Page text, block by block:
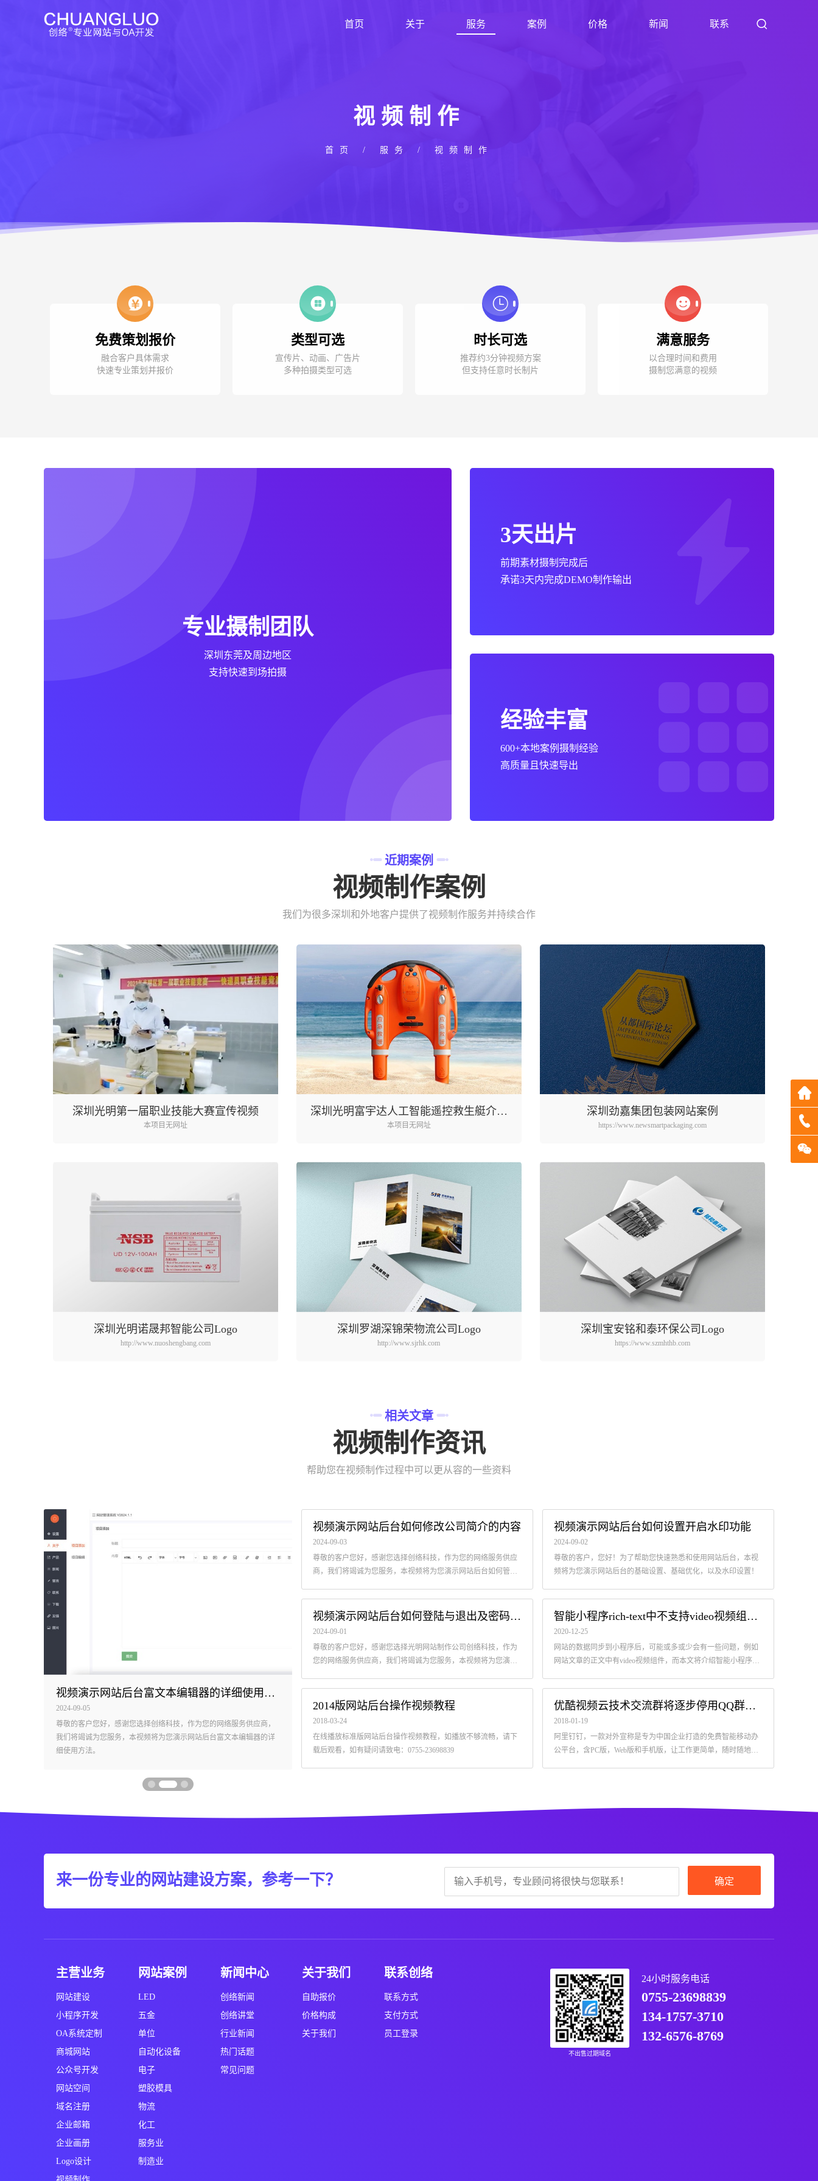
首页 关于 服务 案例 价格 新闻 联系
视频制作
首页 / 服务 / 视频制作
免费策划报价
融合客户具体需求
快速专业策划并报价
类型可选
宣传片、动画、广告片
多种拍摄类型可选
时长可选
推荐约3分钟视频方案
但支持任意时长制片
满意服务
以合理时间和费用
摄制您满意的视频
专业摄制团队
深圳东莞及周边地区
支持快速到场拍摄
3天出片
前期素材摄制完成后
承诺3天内完成DEMO制作输出
经验丰富
600+本地案例摄制经验
高质量且快速导出
近期案例
视频制作案例
我们为很多深圳和外地客户提供了视频制作服务并持续合作
深圳光明第一届职业技能大赛宣传视频
本项目无网址
深圳光明富宇达人工智能遥控救生艇介绍
视频
本项目无网址
深圳劲嘉集团包装网站案例
https://www.newsmartpackaging.com
深圳光明诺晟邦智能公司Logo
http://www.nuoshengbang.com
深圳罗湖深锦荣物流公司Logo
http://www.sjrhk.com
深圳宝安铭和泰环保公司Logo
https://www.szmhthb.com
相关文章
视频制作资讯
帮助您在视频制作过程中可以更从容的一些资料
视频演示网站后台如何发布及管理产品等多页型栏目
2024-09-04
尊敬的客户您好，感谢您选择创络科技，作为您的网络服务供应商，
我们将竭诚为您服务，本视频将为您演示网站后台如何管理多页型栏
目，例如：产品、案例、新闻等！
网站后台上传视频实现自动截取封面
2025-04-18
石岩网站制作公司创络，根据最近客户的建议，将现有的网站后台编
辑器升级，已实现视频上传后自动截取封面的功能。
视频演示网站后台富文本编辑器的详细使用方法
2024-09-05
尊敬的客户您好，感谢您选择创络科技，作为您的网络服务供应商，
我们将竭诚为您服务，本视频将为您演示网站后台富文本编辑器的详
细使用方法。
视频演示网站后台如何修改公司简介的内容
2024-09-03
尊敬的客户您好，感谢您选择创络科技，作为您的网络服务供应
商，我们将竭诚为您服务，本视频将为您演示网站后台如何管理
视频演示网站后台如何设置开启水印功能
2024-09-02
尊敬的客户，您好！为了帮助您快速熟悉和使用网站后台，本视
频将为您演示网站后台的基础设置、基础优化，以及水印设置！
视频演示网站后台如何登陆与退出及密码修改教程
2024-09-01
尊敬的客户您好，感谢您选择光明网站制作公司创络科技，作为
您的网络服务供应商，我们将竭诚为您服务，本视频将为您演示
智能小程序rich-text中不支持video视频组件的解决方案
2020-12-25
网站的数据同步到小程序后，可能或多或少会有一些问题，例如
网站文章的正文中有video视频组件，而本文将介绍智能小程序的
2014版网站后台操作视频教程
2018-03-24
在线播放标准版网站后台操作视频教程，如播放不够流畅，请下
载后观看，如有疑问请致电：0755-23698839
优酷视频云技术交流群将逐步停用QQ群转战阿里钉钉
2018-01-19
阿里钉钉，一款对外宣称是专为中国企业打造的免费智能移动办
公平台，含PC版，Web版和手机版，让工作更简单，随时随地移
来一份专业的网站建设方案，参考一下？ 确定
主营业务
网站建设
小程序开发
OA系统定制
商城网站
公众号开发
网站空间
域名注册
企业邮箱
企业画册
Logo设计
网站案例
LED
五金
单位
自动化设备
电子
塑胶模具
物流
化工
服务业
制造业
新闻中心
创络新闻
创络讲堂
行业新闻
热门话题
常见问题
关于我们
自助报价
价格构成
关于我们
联系创络
联系方式
支付方式
员工登录
不出售过期域名
24小时服务电话
0755-23698839
134-1757-3710
132-6576-8769